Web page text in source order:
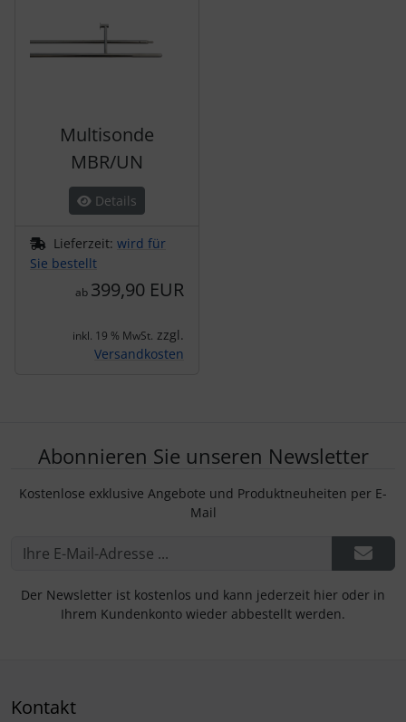
Multisonde
MBR/UN
Details
Lieferzeit: wird für
Sie bestellt
ab 399,90 EUR
inkl. 19 % MwSt. zzgl.
Versandkosten
Abonnieren Sie unseren Newsletter
Kostenlose exklusive Angebote und Produktneuheiten per E-
Mail
Der Newsletter ist kostenlos und kann jederzeit hier oder in
Ihrem Kundenkonto wieder abbestellt werden.
Kontakt